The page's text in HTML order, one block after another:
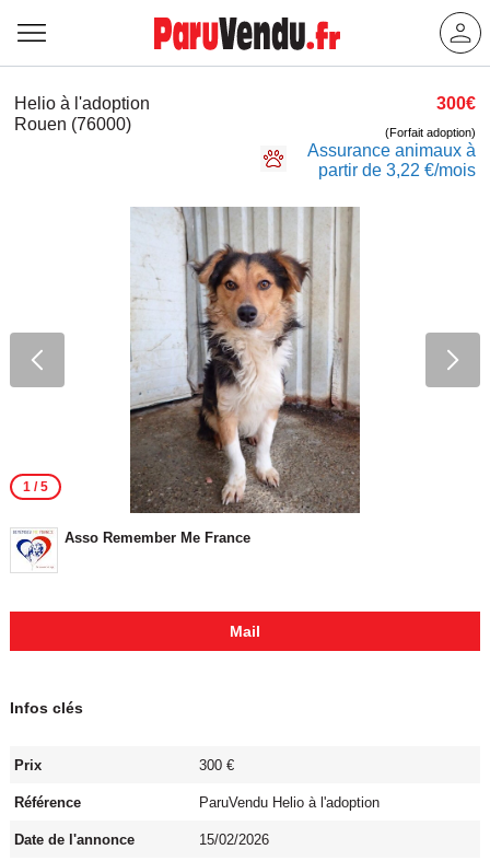
Helio à l'adoption
Rouen (76000)
300€
(Forfait adoption)
Assurance animaux à
partir de 3,22 €/mois
1/ 5
Asso Remember Me France
Mail
Infos clés
Prix 300 €
Référence ParuVendu Helio à l'adoption
Date de l'annonce 15/02/2026